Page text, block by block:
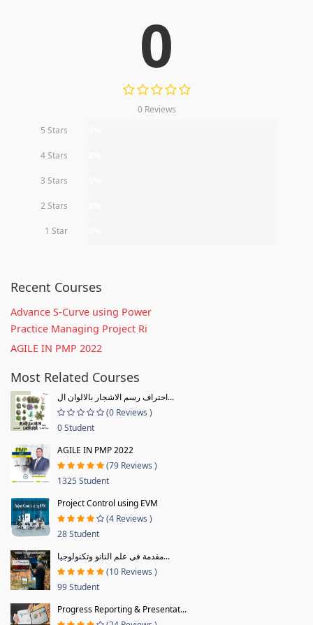
0
0 Reviews
5 Stars
4 Stars
3 Stars
2 Stars
1 Star
Recent Courses
Advance S-Curve using Power
Practice Managing Project Ri
AGILE IN PMP 2022
Most Related Courses
احتراف رسم الاشجار بالالوان ال...
(0 Reviews )
0 Student
AGILE IN PMP 2022
(79 Reviews )
1325 Student
Project Control using EVM
(4 Reviews )
28 Student
مقدمة فى علم النانو وتكنولوجيا...
(10 Reviews )
99 Student
Progress Reporting & Presentat...